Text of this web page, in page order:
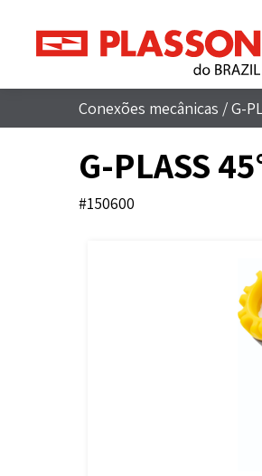
Conexões mecânicas /G-
G-PLASS
#150600